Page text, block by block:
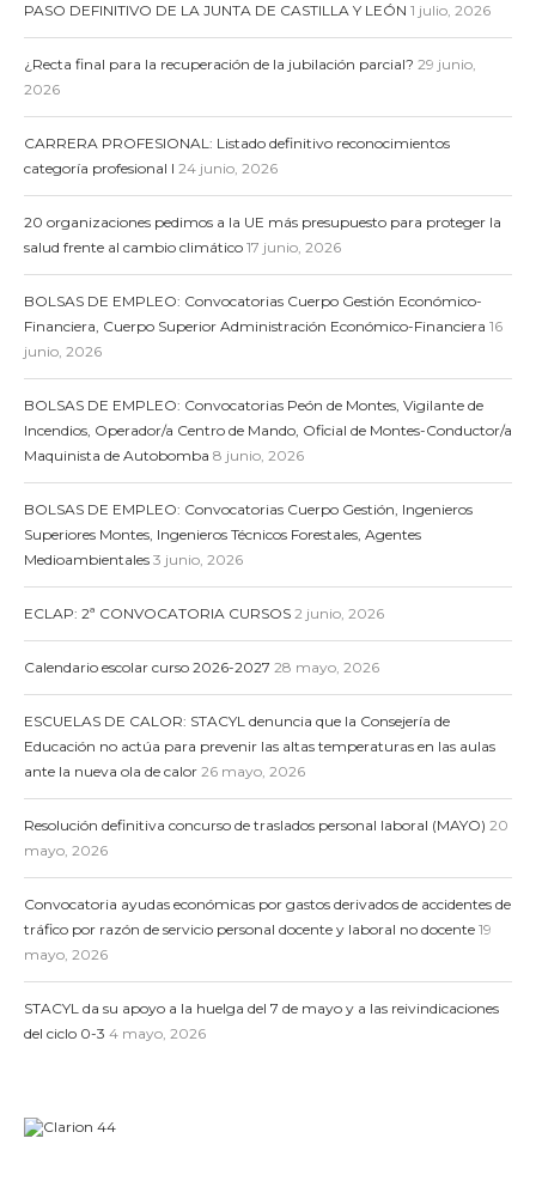
PASO DEFINITIVO DE LA JUNTA DE CASTILLA Y LEÓN 1 julio, 2026
¿Recta final para la recuperación de la jubilación parcial? 29 junio,
2026
CARRERA PROFESIONAL: Listado definitivo reconocimientos
categoría profesional I 24 junio, 2026
20 organizaciones pedimos a la UE más presupuesto para proteger la
salud frente al cambio climático 17 junio, 2026
BOLSAS DE EMPLEO: Convocatorias Cuerpo Gestión Económico-
Financiera, Cuerpo Superior Administración Económico-Financiera 16
junio, 2026
BOLSAS DE EMPLEO: Convocatorias Peón de Montes, Vigilante de
Incendios, Operador/a Centro de Mando, Oficial de Montes-Conductor/a
Maquinista de Autobomba 8 junio, 2026
BOLSAS DE EMPLEO: Convocatorias Cuerpo Gestión, Ingenieros
Superiores Montes, Ingenieros Técnicos Forestales, Agentes
Medioambientales 3 junio, 2026
ECLAP: 2ª CONVOCATORIA CURSOS 2 junio, 2026
Calendario escolar curso 2026-2027 28 mayo, 2026
ESCUELAS DE CALOR: STACYL denuncia que la Consejería de
Educación no actúa para prevenir las altas temperaturas en las aulas
ante la nueva ola de calor 26 mayo, 2026
Resolución definitiva concurso de traslados personal laboral (MAYO) 20
mayo, 2026
Convocatoria ayudas económicas por gastos derivados de accidentes de
tráfico por razón de servicio personal docente y laboral no docente 19
mayo, 2026
STACYL da su apoyo a la huelga del 7 de mayo y a las reivindicaciones
del ciclo 0-3 4 mayo, 2026